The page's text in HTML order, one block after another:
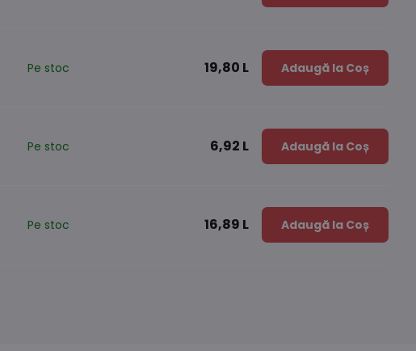
Pe stoc 19,80 L Adaugă la Coș
Pe stoc 6,92 L Adaugă la Coș
Pe stoc 16,89 L Adaugă la Coș